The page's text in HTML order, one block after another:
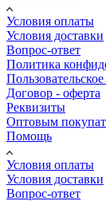
Условия оплаты
Условия доставки
Вопрос-ответ
Политика
Договор - оферта
Реквизиты
Оптовым
Помощь
Условия оплаты
Условия доставки
Вопрос-ответ